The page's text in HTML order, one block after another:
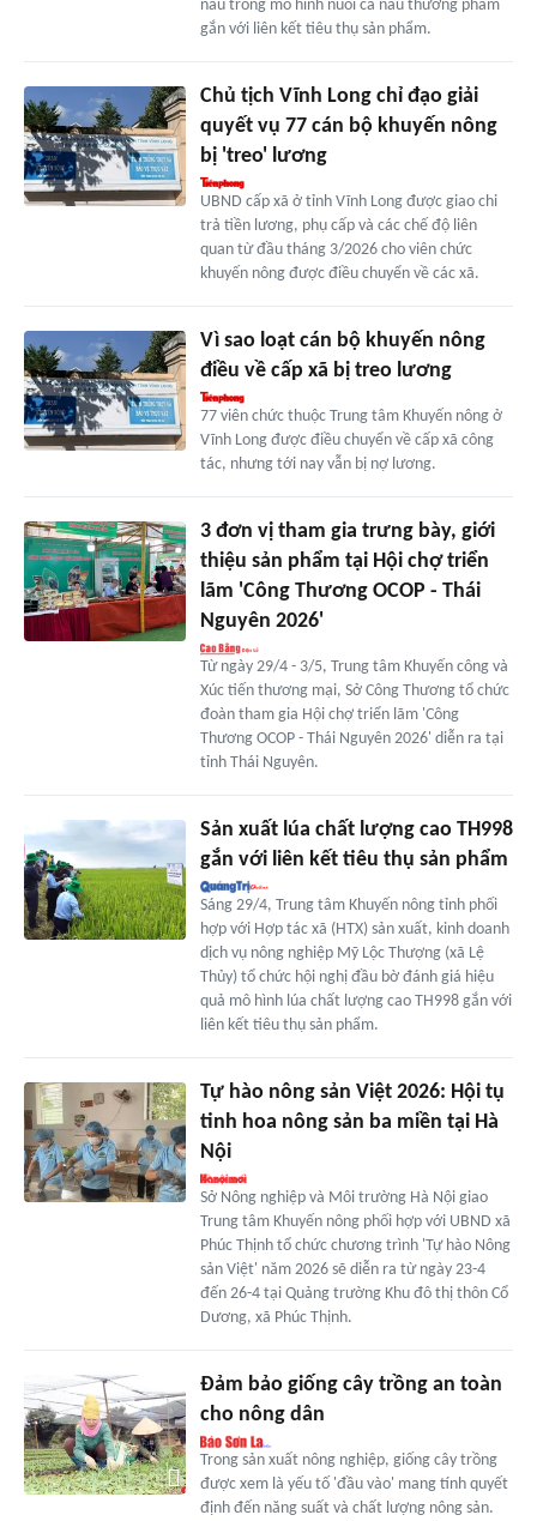
nâu trong mô hình nuôi cá nâu thương phẩm
gắn với liên kết tiêu thụ sản phẩm.
Chủ tịch Vĩnh Long chỉ đạo giải
quyết vụ 77 cán bộ khuyến nông
bị 'treo' lương
UBND cấp xã ở tỉnh Vĩnh Long được giao chi
trả tiền lương, phụ cấp và các chế độ liên
quan từ đầu tháng 3/2026 cho viên chức
khuyến nông được điều chuyển về các xã.
Vì sao loạt cán bộ khuyến nông
điều về cấp xã bị treo lương
77 viên chức thuộc Trung tâm Khuyến nông ở
Vĩnh Long được điều chuyển về cấp xã công
tác, nhưng tới nay vẫn bị nợ lương.
3 đơn vị tham gia trưng bày, giới
thiệu sản phẩm tại Hội chợ triển
lãm 'Công Thương OCOP - Thái
Nguyên 2026'
Từ ngày 29/4 - 3/5, Trung tâm Khuyến công và
Xúc tiến thương mại, Sở Công Thương tổ chức
đoàn tham gia Hội chợ triển lãm 'Công
Thương OCOP - Thái Nguyên 2026' diễn ra tại
tỉnh Thái Nguyên.
Sản xuất lúa chất lượng cao TH998
gắn với liên kết tiêu thụ sản phẩm
Sáng 29/4, Trung tâm Khuyến nông tỉnh phối
hợp với Hợp tác xã (HTX) sản xuất, kinh doanh
dịch vụ nông nghiệp Mỹ Lộc Thượng (xã Lệ
Thủy) tổ chức hội nghị đầu bờ đánh giá hiệu
quả mô hình lúa chất lượng cao TH998 gắn với
liên kết tiêu thụ sản phẩm.
Tự hào nông sản Việt 2026: Hội tụ
tinh hoa nông sản ba miền tại Hà
Nội
Sở Nông nghiệp và Môi trường Hà Nội giao
Trung tâm Khuyến nông phối hợp với UBND xã
Phúc Thịnh tổ chức chương trình 'Tự hào Nông
sản Việt' năm 2026 sẽ diễn ra từ ngày 23-4
đến 26-4 tại Quảng trường Khu đô thị thôn Cổ
Dương, xã Phúc Thịnh.
Đảm bảo giống cây trồng an toàn
cho nông dân
Trong sản xuất nông nghiệp, giống cây trồng
được xem là yếu tố 'đầu vào' mang tính quyết
định đến năng suất và chất lượng nông sản.